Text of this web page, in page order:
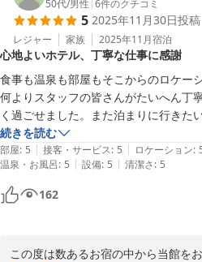
言葉を頂戴し、スタッフ一同の励みに
季節ごとに異なる景色やお料理もお
またお越しくださいませ。
心よりお待ち申し上げております。
犬鳴山温泉 不動口館
2026-01-03
50代/男性 6件のクチコミ
5 2025年11月30日投稿
レジャー 家族 2025年11月宿泊
心地よいホテル、丁寧な仕事に感謝
食事も温泉も部屋もそこからのロケー
何よりスタッフの皆さんがたいへん丁
く過ごせました。また泊まりに行きたい
続きを読む
部屋: 5 | 接客・サービス: 5 | ロケーション:
温泉・お風呂: 5 | 設備: 5 | 清潔さ: 5
162
この度は数あるお宿の中から当館を